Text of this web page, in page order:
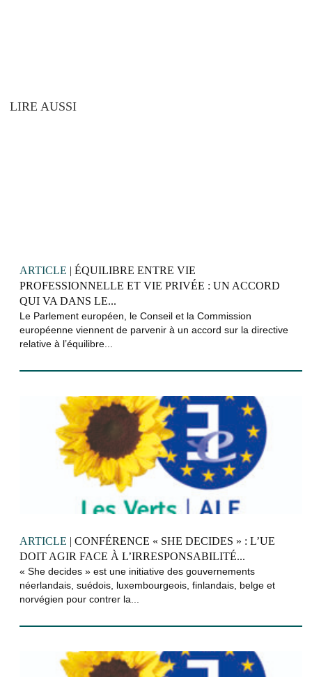
LIRE AUSSI
ARTICLE | ÉQUILIBRE ENTRE VIE
PROFESSIONNELLE ET VIE PRIVÉE : UN ACCORD
QUI VA DANS LE...
Le Parlement européen, le Conseil et la Commission
européenne viennent de parvenir à un accord sur la directive
relative à l’équilibre...
ARTICLE | CONFÉRENCE « SHE DECIDES » : L’UE
DOIT AGIR FACE À L’IRRESPONSABILITÉ...
« She decides » est une initiative des gouvernements
néerlandais, suédois, luxembourgeois, finlandais, belge et
norvégien pour contrer la...